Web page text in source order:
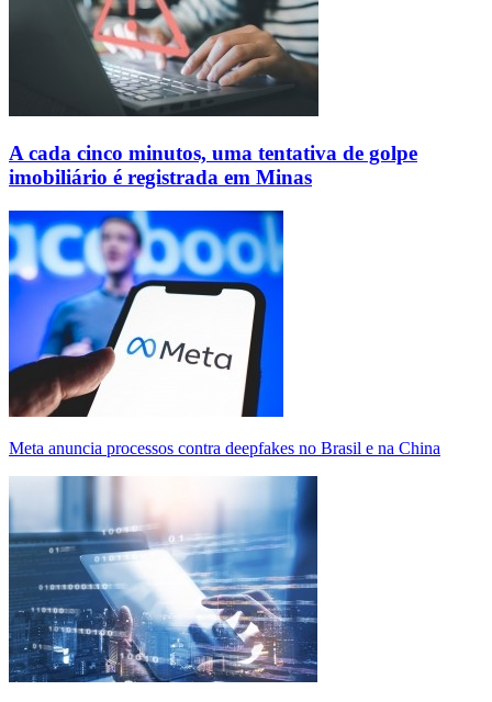
A cada cinco minutos, uma tentativa de golpe
imobiliário é registrada em Minas
Meta anuncia processos contra deepfakes no Brasil e na China